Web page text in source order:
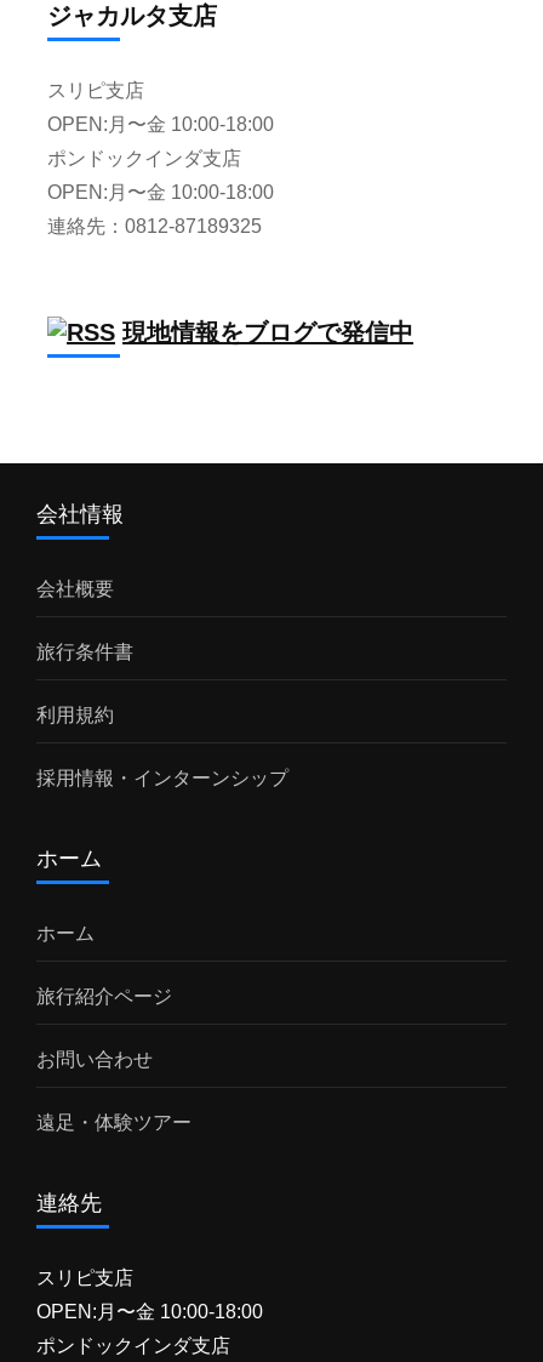
ジャカルタ支店
スリピ支店
OPEN:月〜金 10:00-18:00
ポンドックインダ支店
OPEN:月〜金 10:00-18:00
連絡先：0812-87189325
現地情報をブログで発信中
会社情報
会社概要
旅行条件書
利用規約
採用情報・インターンシップ
ホーム
ホーム
旅行紹介ページ
お問い合わせ
遠足・体験ツアー
連絡先
スリピ支店
OPEN:月〜金 10:00-18:00
ポンドックインダ支店